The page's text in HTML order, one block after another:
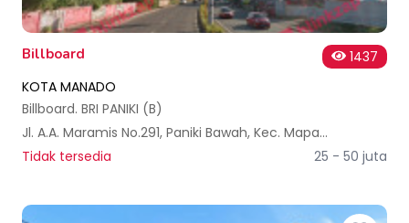
Billboard
1437
KOTA MANADO
Billboard. BRI PANIKI (B)
Jl. A.A. Maramis No.291, Paniki Bawah, Kec. Mapanget, Kota Manado, Sulawesi Utara, Indonesia
Tidak tersedia
25 - 50 juta